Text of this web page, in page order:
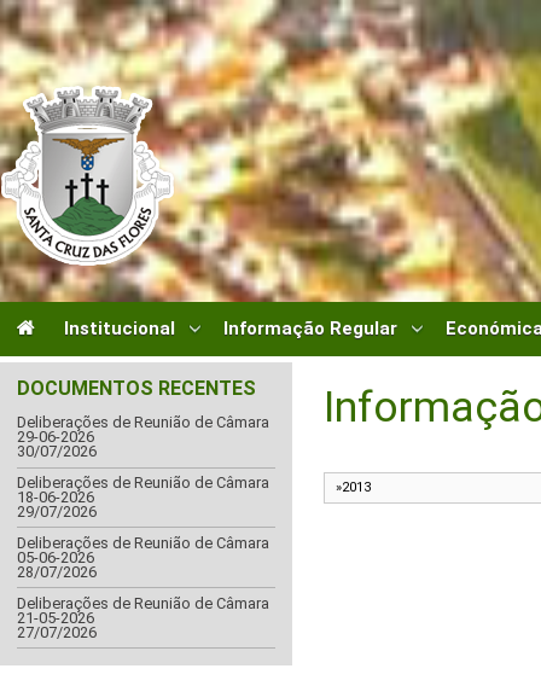
Institucional Informação Regular
DOCUMENTOS RECENTES
Deliberações de Reunião de Câmara
29-06-2026
30/07/2026
Deliberações de Reunião de Câmara
18-06-2026
29/07/2026
Deliberações de Reunião de Câmara
05-06-2026
28/07/2026
Deliberações de Reunião de Câmara
21-05-2026
27/07/2026